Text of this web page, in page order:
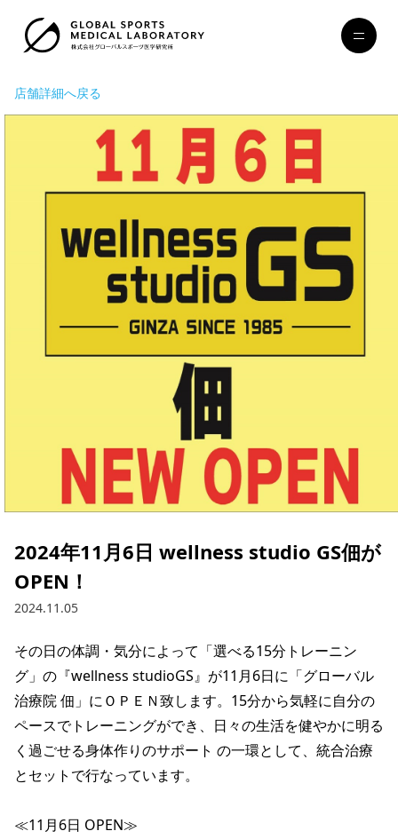
店舗詳細へ戻る
2024年11月6日 wellness studio GS佃が
OPEN！
2024.11.05
その日の体調・気分によって「選べる15分トレーニン
グ」の『wellness studioGS』が11月6日に「グローバル
治療院 佃」にＯＰＥＮ致します。15分から気軽に自分の
ペースでトレーニングができ、日々の生活を健やかに明る
く過ごせる身体作りのサポート の一環として、統合治療
とセットで行なっています。
≪11月6日 OPEN≫